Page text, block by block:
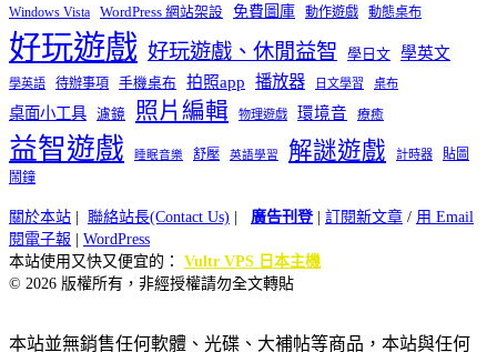
Windows Vista WordPress 網站架設 免費圖庫 動作遊戲 動態桌布
好玩遊戲 好玩遊戲、休閒益智 學日文 學英文
學英語 待辦事項 手機桌布 拍照app 播放器 日文學習 桌布
桌面小工具 濾鏡 照片編輯 物理遊戲 環境音 療癒
益智遊戲 睡眠音樂 舒壓 英語學習 解謎遊戲 計時器
貼圖
鬧鐘
關於本站 | 聯絡站長(Contact Us) | 廣告刊登| 訂閱新文章 / 用 Email
閱電子報 | WordPress
本站使用又快又便宜的： Vultr VPS 日本主機
© 2026 版權所有，非經授權請勿全文轉貼
本站並無銷售任何軟體、光碟、大補帖等商品，本站與任何